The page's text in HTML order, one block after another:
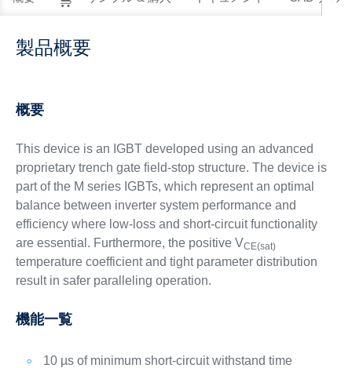
製品概要
概要
This device is an IGBT developed using an advanced
proprietary trench gate field-stop structure. The device is
part of the M series IGBTs, which represent an optimal
balance between inverter system performance and
efficiency where low-loss and short-circuit functionality
are essential. Furthermore, the positive VCE(sat)
temperature coefficient and tight parameter distribution
result in safer paralleling operation.
機能一覧
10 µs of minimum short-circuit withstand time